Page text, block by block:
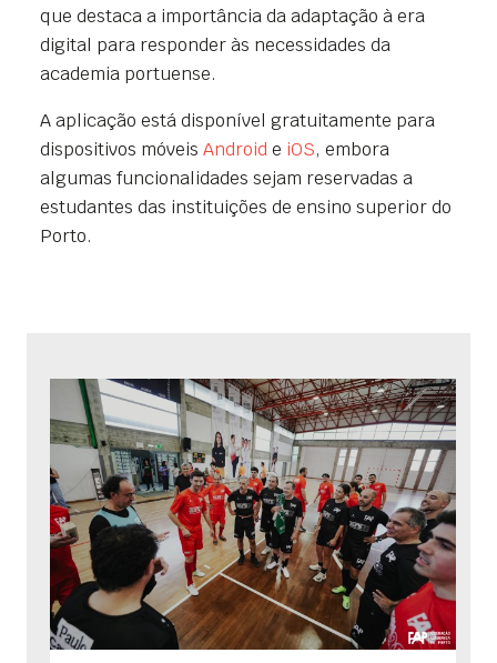
que destaca a importância da adaptação à era
digital para responder às necessidades da
academia portuense.
A aplicação está disponível gratuitamente para
dispositivos móveis Android e iOS, embora
algumas funcionalidades sejam reservadas a
estudantes das instituições de ensino superior do
Porto.